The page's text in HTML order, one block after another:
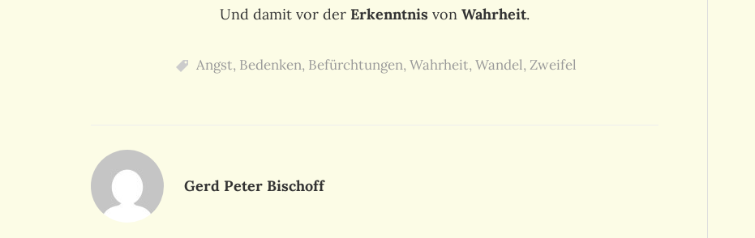
Und damit vor der Erkenntnis von Wahrheit.
Angst, Bedenken, Befürchtungen, Wahrheit, Wandel, Zweifel
Gerd Peter Bischoff